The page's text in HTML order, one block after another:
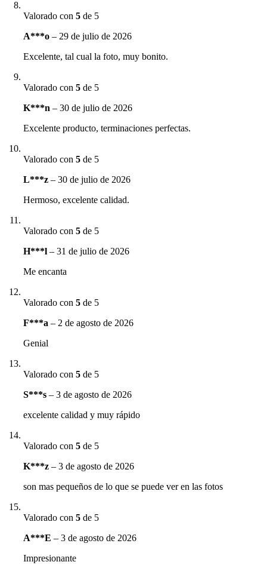
Valorado con5 de 5
A***o– 29 de julio de 2026
Excelente, tal cual la foto, muy bonito.
Valorado con5 de 5
K***n– 30 de julio de 2026
Excelente producto, terminaciones perfectas.
Valorado con5 de 5
L***z– 30 de julio de 2026
Hermoso, excelente calidad.
Valorado con5 de 5
H***l– 31 de julio de 2026
Me encanta
Valorado con5 de 5
F***a– 2 de agosto de 2026
Genial
Valorado con5 de 5
S***s– 3 de agosto de 2026
excelente calidad y muy rápido
Valorado con5 de 5
K***z– 3 de agosto de 2026
son mas pequeños de lo que se puede ver en las fotos
Valorado con5 de 5
A***E– 3 de agosto de 2026
Impresionante